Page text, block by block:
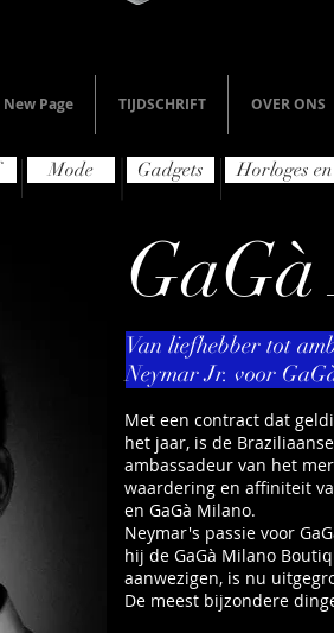
New Page TIJDSCHRIFT OVER ONS
Van liefhebber tot
Neymar Jr. voor
Met een contract dat
het jaar, is de
ambassadeur van het
waardering en affiniteit
en GaGà Milano.
Neymar's passie voor
hij de GaGà Milano
aanwezigen, is nu
De meest bijzondere
Mode Gadgets Horloges